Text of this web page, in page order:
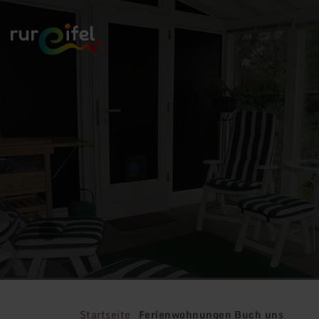
Zurück
zur
Startseite
Startseite Ferienwohnungen Buch uns